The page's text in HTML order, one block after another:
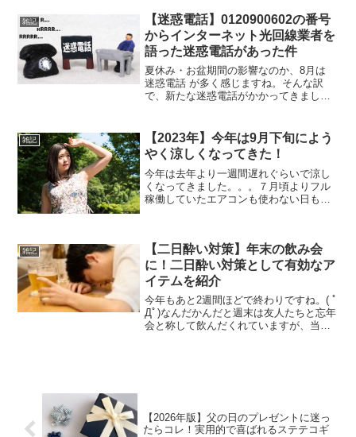
構前から言われてて湿気を...
雑記
【迷惑電話】0120900602の番号
からインターネット光回線業者を
語った迷惑電話があった件
夏休み・お盆期間の影響なのか、8月は
迷惑電話 が多く感じますね。そんな訳
で、新たな迷惑電話がかかってきまし
惑電話っぽい番号から電話がかかっ...
雑記
【2023年】今年は9月下旬によう
やく涼しくなってきた！
今年は去年より一週間遅れぐらいで涼し
くなってきました。。。７月頃よりフル
稼働していたエアコンも使わない日もで
気温が下がってきた...
雑記
【二日酔い対策】年末の飲み会
に！二日酔い対策として有効なア
イテムを紹介
今年もあと2週間ほどで終わりですね。( ﾟ
Дﾟ)なんだかんだと週末は友人たちと忘年
会と称して飲んだくれていますが、当ブ
【2026年版】父の日のプレゼントに迷っ
たらコレ！実用的で喜ばれるステテコギ